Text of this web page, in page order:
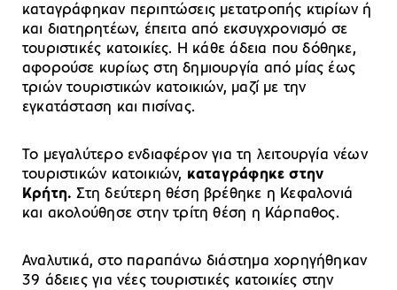
καταγράφηκαν περιπτώσεις μετατροπής κτιρίων ή
και διατηρητέων, έπειτα από εκσυγχρονισμό σε
τουριστικές κατοικίες. Η κάθε άδεια που δόθηκε,
αφορούσε κυρίως στη δημιουργία από μίας έως
τριών τουριστικών κατοικιών, μαζί με την
εγκατάσταση και πισίνας.
Το μεγαλύτερο ενδιαφέρον για τη λειτουργία νέων
τουριστικών κατοικιών, καταγράφηκε στην
Κρήτη. Στη δεύτερη θέση βρέθηκε η Κεφαλονιά
και ακολούθησε στην τρίτη θέση η Κάρπαθος.
Αναλυτικά, στο παραπάνω διάστημα χορηγήθηκαν
39 άδειες για νέες τουριστικές κατοικίες στην